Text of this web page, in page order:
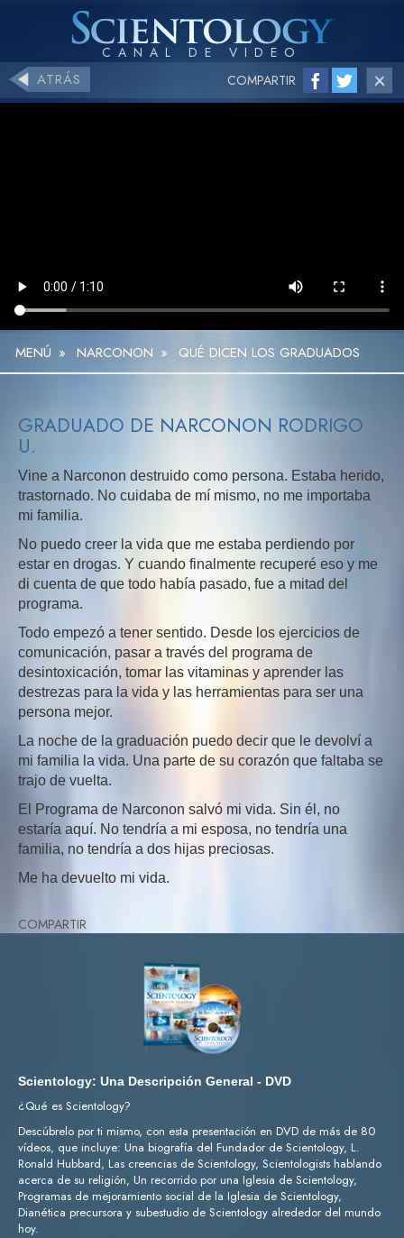
ATRÁS COMPARTIR
MENÚ » NARCONON » QUÉ DICEN LOS GRADUADOS
GRADUADO DE NARCONON RODRIGO
U.
Vine a Narconon destruido como persona. Estaba herido,
trastornado. No cuidaba de mí mismo, no me importaba
mi familia.
No puedo creer la vida que me estaba perdiendo por
estar en drogas. Y cuando finalmente recuperé eso y me
di cuenta de que todo había pasado, fue a mitad del
programa.
Todo empezó a tener sentido. Desde los ejercicios de
comunicación, pasar a través del programa de
desintoxicación, tomar las vitaminas y aprender las
destrezas para la vida y las herramientas para ser una
persona mejor.
La noche de la graduación puedo decir que le devolví a
mi familia la vida. Una parte de su corazón que faltaba se
trajo de vuelta.
El Programa de Narconon salvó mi vida. Sin él, no
estaría aquí. No tendría a mi esposa, no tendría una
familia, no tendría a dos hijas preciosas.
Me ha devuelto mi vida.
COMPARTIR
Scientology: Una Descripción General - DVD
¿Qué es Scientology?
Descúbrelo por ti mismo, con esta presentación en DVD de más de 80
vídeos, que incluye: Una biografía del Fundador de Scientology, L.
Ronald Hubbard, Las creencias de Scientology, Scientologists hablando
acerca de su religión, Un recorrido por una Iglesia de Scientology,
Programas de mejoramiento social de la Iglesia de Scientology,
Dianética precursora y subestudio de Scientology alrededor del mundo
hoy.